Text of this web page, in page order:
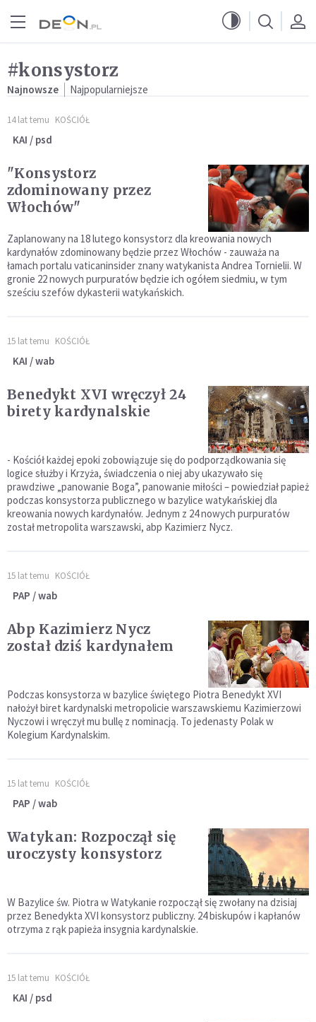
#konsystorz
Najnowsze Najpopularniejsze
14 lat temu KOŚCIÓŁ
KAI / psd
"Konsystorz
zdominowany przez
Włochów"
Zaplanowany na 18 lutego konsystorz dla kreowania nowych
kardynałów zdominowany będzie przez Włochów - zauważa na
łamach portalu vaticaninsider znany watykanista Andrea Tornielii. W
gronie 22 nowych purpuratów będzie ich ogółem siedmiu, w tym
sześciu szefów dykasterii watykańskich.
15 lat temu KOŚCIÓŁ
KAI / wab
Benedykt XVI wręczył 24
birety kardynalskie
- Kościół każdej epoki zobowiązuje się do podporządkowania się
logice służby i Krzyża, świadczenia o niej aby ukazywało się
prawdziwe „panowanie Boga”, panowanie miłości – powiedział papież
podczas konsystorza publicznego w bazylice watykańskiej dla
kreowania nowych kardynałów. Jednym z 24 nowych purpuratów
został metropolita warszawski, abp Kazimierz Nycz.
15 lat temu KOŚCIÓŁ
PAP / wab
Abp Kazimierz Nycz
został dziś kardynałem
Podczas konsystorza w bazylice świętego Piotra Benedykt XVI
nałożył biret kardynalski metropolicie warszawskiemu Kazimierzowi
Nyczowi i wręczył mu bullę z nominacją. To jedenasty Polak w
Kolegium Kardynalskim.
15 lat temu KOŚCIÓŁ
PAP / wab
Watykan: Rozpoczął się
uroczysty konsystorz
W Bazylice św. Piotra w Watykanie rozpoczął się zwołany na dzisiaj
przez Benedykta XVI konsystorz publiczny. 24 biskupów i kapłanów
otrzyma z rąk papieża insygnia kardynalskie.
15 lat temu KOŚCIÓŁ
KAI / psd